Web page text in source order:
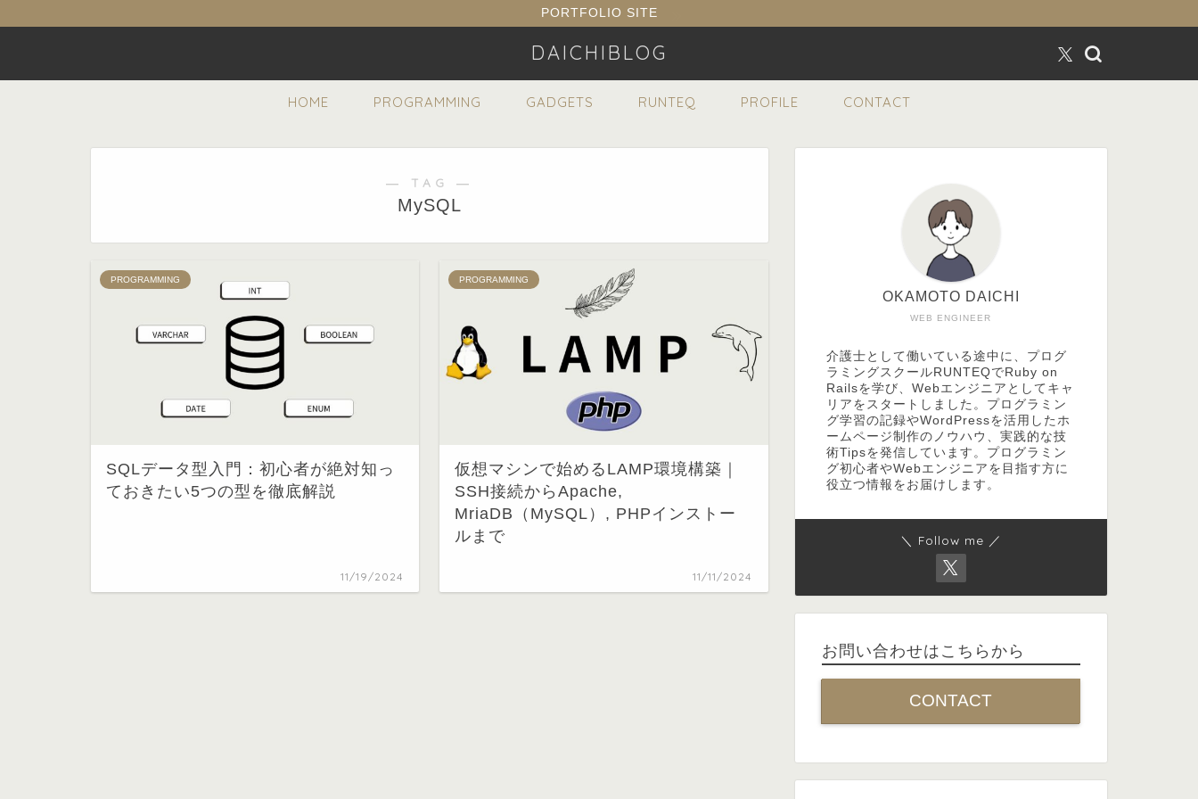
PORTFOLIO SITE
DAICHIBLOG
HOME PROGRAMMING GADGETS RUNTEQ PROFILE CONTACT
― TAG ―
MySQL
PROGRAMMING
SQLデータ型入門：初心者が絶対知っ
ておきたい5つの型を徹底解説
11/19/2024
PROGRAMMING
仮想マシンで始めるLAMP環境構築｜
SSH接続からApache,
MriaDB（MySQL）, PHPインストー
ルまで
11/11/2024
WEB ENGINEER
OKAMOTO DAICHI
介護士として働いている途中に、プログ
ラミングスクールRUNTEQでRuby on
Railsを学び、Webエンジニアとしてキャ
リアをスタートしました。プログラミン
グ学習の記録やWordPressを活用したホ
ームページ制作のノウハウ、実践的な技
術Tipsを発信しています。プログラミン
グ初心者やWebエンジニアを目指す方に
役立つ情報をお届けします。
＼ Follow me ／
お問い合わせはこちらから
CONTACT